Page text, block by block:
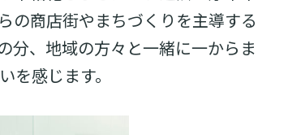
の商店街やまちづくりを主導する
分、地域の方々と一緒に一からま
感じます。